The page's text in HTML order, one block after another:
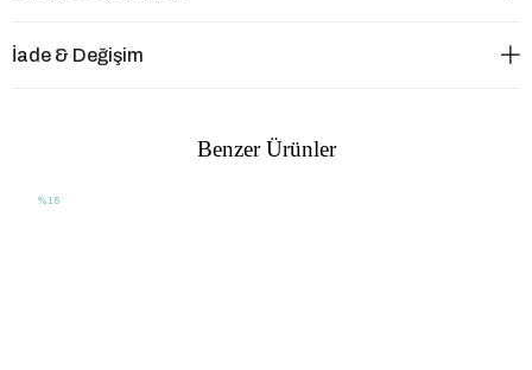
İade & Değişim
Benzer Ürünler
%15